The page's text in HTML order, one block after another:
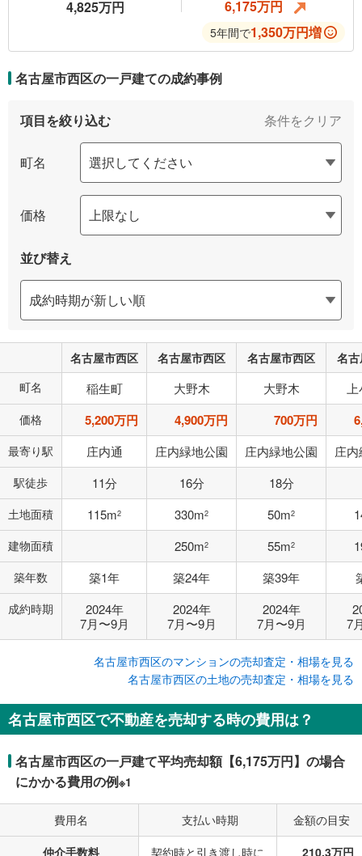
4,825万円 6,175万円
5年間で1,350万円増
名古屋市西区の一戸建ての成約事例
項目を絞り込む 条件をクリア
町名
価格
並び替え
名古屋市西区 名古屋市西区 名古屋市西区
名
町名
稲生町 大野木 大野木
価格 5,200万円 4,900万円 700万円
最寄り駅 庄内通 庄内緑地公園 庄内緑地公園 庄
駅徒歩 11分 16分 18分
土地面積 115m2 330m2 50m2
建物面積 250m2 55m2
築年数 築1年 築24年 築39年
成約時期
2024年
7月〜9月
2024年
7月〜9月
2024年
7月〜9月
7
名古屋市西区のマンションの売却査定・相場を見る
名古屋市西区の土地の売却査定・相場を見る
名古屋市西区で不動産を売却する時の費用は？
名古屋市西区の一戸建て平均売却額【6,175万円】の場合
にかかる費用の例※1
費用名 支払い時期
金額の目安
仲介手数料
契約時と引き渡し時に 210.3万円